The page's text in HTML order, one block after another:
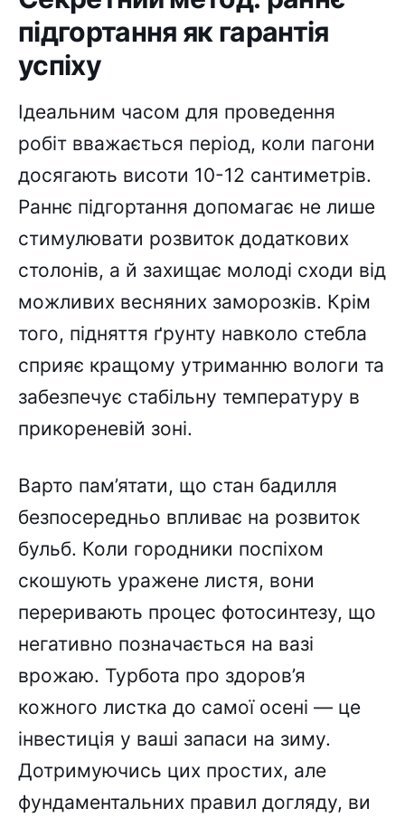
підгортання як гарантія
успіху
Ідеальним часом для проведення
робіт вважається період, коли пагони
досягають висоти 10-12 сантиметрів.
Раннє підгортання допомагає не лише
стимулювати розвиток додаткових
столонів, а й захищає молоді сходи від
можливих весняних заморозків. Крім
того, підняття ґрунту навколо стебла
сприяє кращому утриманню вологи та
забезпечує стабільну температуру в
прикореневій зоні.
Варто пам’ятати, що стан бадилля
безпосередньо впливає на розвиток
бульб. Коли городники поспіхом
скошують уражене листя, вони
переривають процес фотосинтезу, що
негативно позначається на вазі
врожаю. Турбота про здоров’я
кожного листка до самої осені — це
інвестиція у ваші запаси на зиму.
Дотримуючись цих простих, але
фундаментальних правил догляду, ви